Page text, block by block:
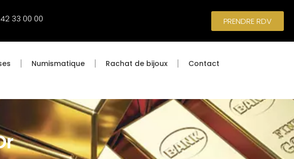
42 33 00 00 PRENDRE RDV
Numismatique Rachat de bijoux Contact